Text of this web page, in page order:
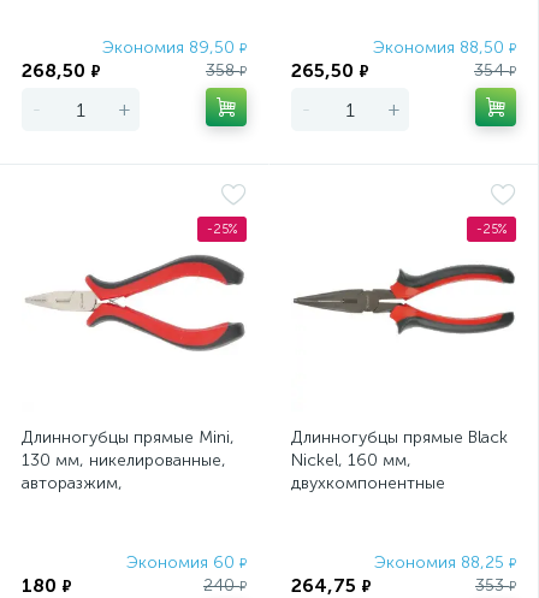
Экономия 89,50 ₽
268,50 ₽ 358₽
- +
Экономия 88,50 ₽
265,50 ₽ 354₽
- +
-25%
Длинногубцы прямые Mini,
130 мм, никелированные,
авторазжим,
Экономия 60 ₽
180 ₽ 240₽
-25%
Длинногубцы прямые Black
Nickel, 160 мм,
двухкомпонентные
Экономия 88,25 ₽
264,75 ₽ 353₽